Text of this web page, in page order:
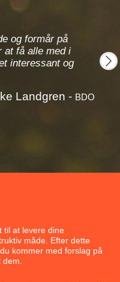
og formår på
at få alle med i
interessant og
Landgren - BDO
til at levere dine
måde. Efter dette
kommer med forslag på
dem.